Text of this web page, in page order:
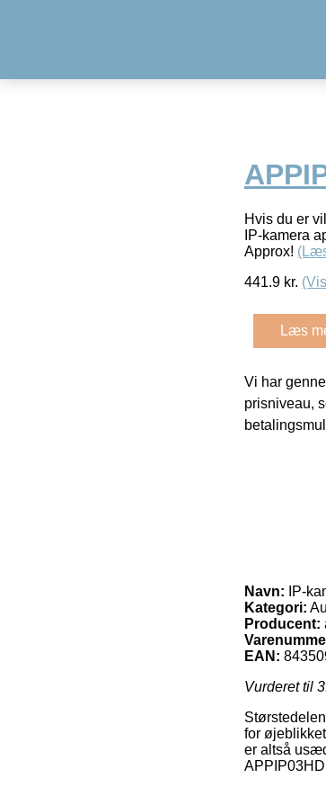
Hvis du er
IP-kamera
Approx!
441.9 kr.
Læs
Vi har
prisniveau,
Navn: IP-
Kategori:
Producent:
EAN:
Vurderet til
for
er altså